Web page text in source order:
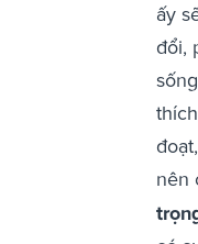
ấy
đổi,
nên